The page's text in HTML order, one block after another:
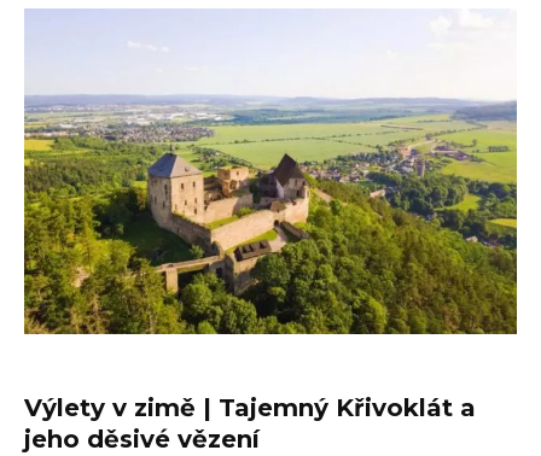
Výlety v zimě | Tajemný Křivoklát a
jeho děsivé vězení